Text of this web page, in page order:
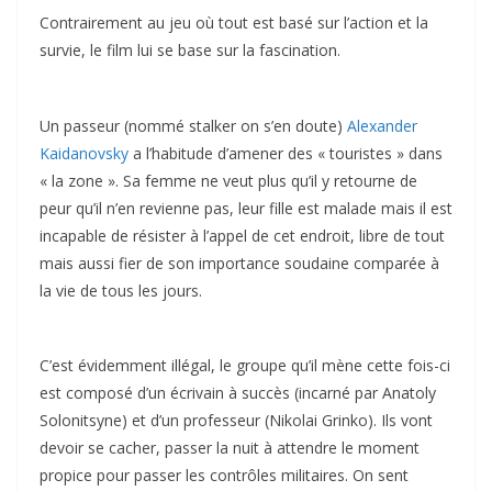
Contrairement au jeu où tout est basé sur l’action et la
survie, le film lui se base sur la fascination.
Un passeur (nommé stalker on s’en doute) Alexander
Kaidanovsky a l’habitude d’amener des « touristes » dans
« la zone ». Sa femme ne veut plus qu’il y retourne de
peur qu’il n’en revienne pas, leur fille est malade mais il est
incapable de résister à l’appel de cet endroit, libre de tout
mais aussi fier de son importance soudaine comparée à
la vie de tous les jours.
C’est évidemment illégal, le groupe qu’il mène cette fois-ci
est composé d’un écrivain à succès (incarné par Anatoly
Solonitsyne) et d’un professeur (Nikolai Grinko). Ils vont
devoir se cacher, passer la nuit à attendre le moment
propice pour passer les contrôles militaires. On sent